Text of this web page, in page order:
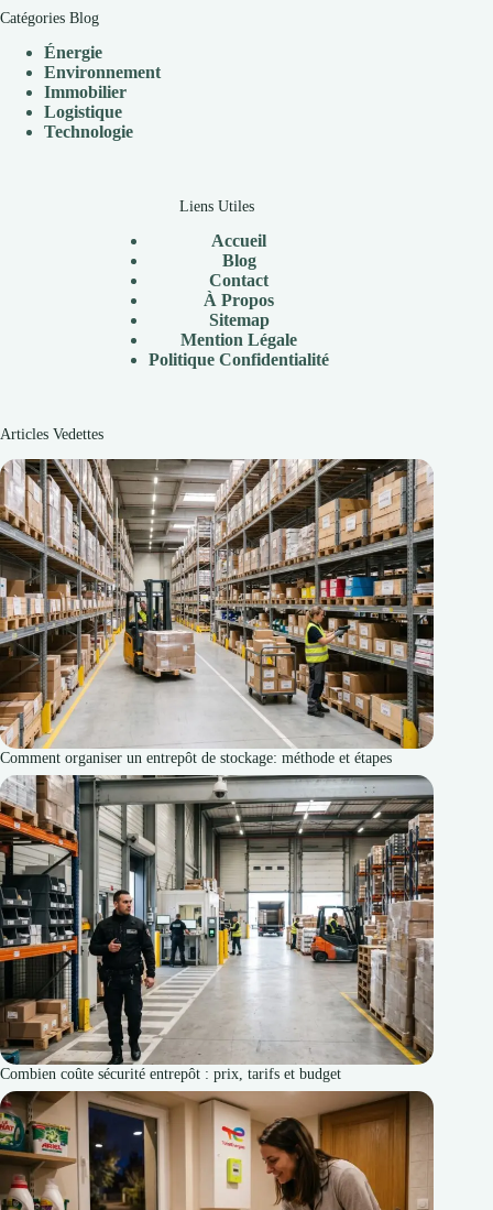
Catégories Blog
Énergie
Environnement
Immobilier
Logistique
Technologie
Liens Utiles
Accueil
Blog
Contact
À Propos
Sitemap
Mention Légale
Politique Confidentialité
Articles Vedettes
Comment organiser un entrepôt de stockage: méthode et étapes
Combien coûte sécurité entrepôt : prix, tarifs et budget